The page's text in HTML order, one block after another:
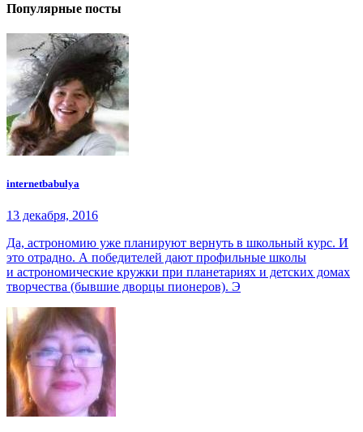
Популярные посты
internetbabulya
13 декабря, 2016
Да, астрономию уже планируют вернуть в школьный курс. И
это отрадно. А победителей дают профильные школы
и астрономические кружки при планетариях и детских домах
творчества (бывшие дворцы пионеров). Э